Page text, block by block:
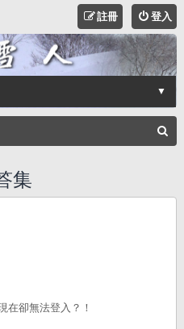
登入
註冊
▼
集
在卻無法登入？！